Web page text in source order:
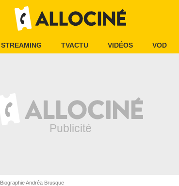
STREAMING TVACTU VIDÉOS VOD
Biographie Andréa Brusque